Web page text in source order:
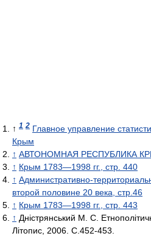
↑ 1 2 Главное управление
Крым
↑ АВТОНОМНАЯ РЕСПУБЛИКА
↑ Крым 1783—1998 гг., стр. 440
↑ Административно-
второй половине 20 века, стр.46
↑ Крым 1783—1998 гг., стр. 443
↑ Дністрянський М. С.
Літопис, 2006. С.452-453.